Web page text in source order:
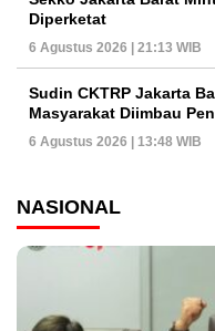
Diperketat
6 Agustus 2026 | 21:13 WIB
Sudin CKTRP Jakarta
Masyarakat Diimbau
6 Agustus 2026 | 13:48 WIB
NASIONAL